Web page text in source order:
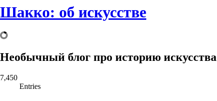
Шакко: об искусстве
Необычный блог про историю искусства
7,450
Entries